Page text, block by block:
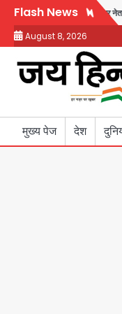
Skip
content
Flash News
शर्मा, गौतमबुद्धनगर नेताओं ने
August 8, 2026
मुख्य पेज देश